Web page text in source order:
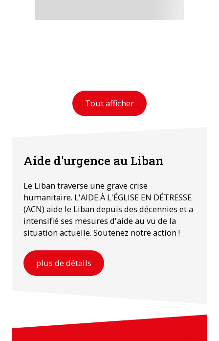
Tout afficher
Aide d'urgence au Liban
Le Liban traverse une grave crise
humanitaire. L'AIDE À L'ÉGLISE EN DÉTRESSE
(ACN) aide le Liban depuis des décennies et a
intensifié ses mesures d'aide au vu de la
situation actuelle. Soutenez notre action !
plus de détails